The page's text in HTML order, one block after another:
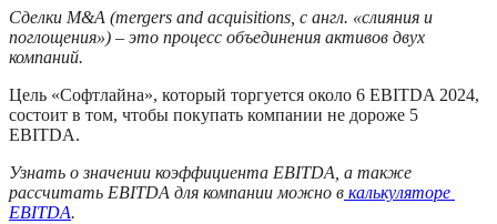
Сделки M&A (mergers and acquisitions, с англ. «слияния и
поглощения») – это процесс объединения активов двух
компаний.
Цель «Софтлайна», который торгуется около 6 EBITDA 2024,
состоит в том, чтобы покупать компании не дороже 5
EBITDA.
Узнать о значении коэффициента EBITDA, а также
рассчитать EBITDA для компании можно в калькуляторе
EBITDA.